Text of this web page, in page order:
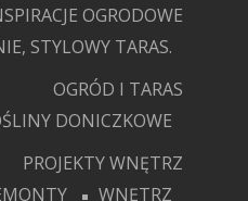
OGRODOWE
STYLOWY TARAS.
OGRÓD I TARAS
DONICZKOWE
PROJEKTY WNĘTRZ
WNĘTRZ